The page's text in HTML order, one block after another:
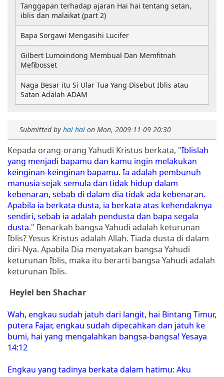
Submitted by hai hai on Mon, 2009-11-09 20:30
Kepada orang-orang Yahudi Kristus berkata, "Iblislah
yang menjadi bapamu dan kamu ingin melakukan
keinginan-keinginan bapamu. Ia adalah pembunuh
manusia sejak semula dan tidak hidup dalam
kebenaran, sebab di dalam dia tidak ada kebenaran.
Apabila ia berkata dusta, ia berkata atas kehendaknya
sendiri, sebab ia adalah pendusta dan bapa segala
dusta." Benarkah bangsa Yahudi adalah keturunan
Iblis? Yesus Kristus adalah Allah. Tiada dusta di dalam
diri-Nya. Apabila Dia menyatakan bangsa Yahudi
keturunan Iblis, maka itu berarti bangsa Yahudi adalah
keturunan Iblis.
Heylel ben Shachar
Wah, engkau sudah jatuh dari langit, hai Bintang Timur,
putera Fajar, engkau sudah dipecahkan dan jatuh ke
bumi, hai yang mengalahkan bangsa-bangsa! Yesaya
14:12
Engkau yang tadinya berkata dalam hatimu: Aku
Tanggapan terhadap ajaran Hai hai tentang setan,
iblis dan malaikat (part 2)
Bapa Sorgawi Mengasihi Lucifer
Gilbert Lumoindong Membual Dan Memfitnah
Mefibosset
Naga Besar itu Si Ular Tua Yang Disebut Iblis atau
Satan Adalah ADAM